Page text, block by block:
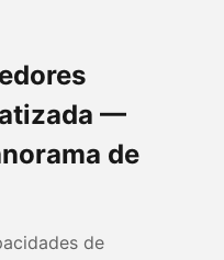
—
de
de